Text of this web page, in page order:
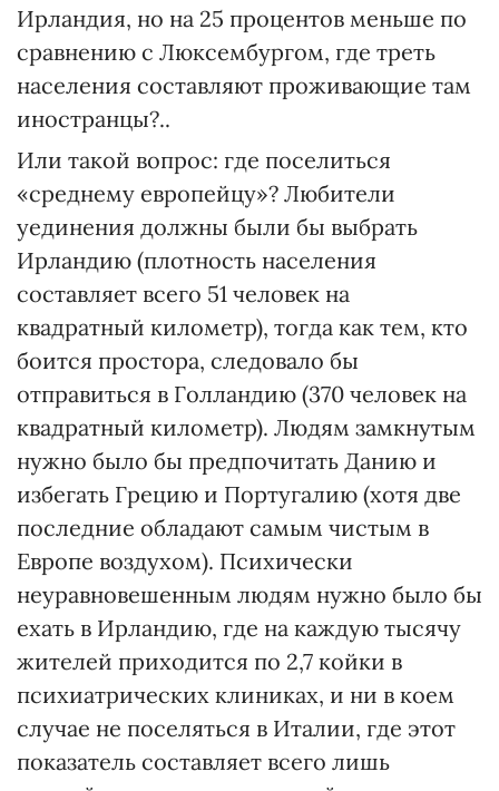
Ирландия, но на 25 процентов меньше по
сравнению с Люксембургом, где треть
населения составляют проживающие там
иностранцы?..
Или такой вопрос: где поселиться
«среднему европейцу»? Любители
уединения должны были бы выбрать
Ирландию (плотность населения
составляет всего 51 человек на
квадратный километр), тогда как тем, кто
боится простора, следовало бы
отправиться в Голландию (370 человек на
квадратный километр). Людям замкнутым
нужно было бы предпочитать Данию и
избегать Грецию и Португалию (хотя две
последние обладают самым чистым в
Европе воздухом). Психически
неуравновешенным людям нужно было бы
ехать в Ирландию, где на каждую тысячу
жителей приходится по 2,7 койки в
психиатрических клиниках, и ни в коем
случае не поселяться в Италии, где этот
показатель составляет всего лишь